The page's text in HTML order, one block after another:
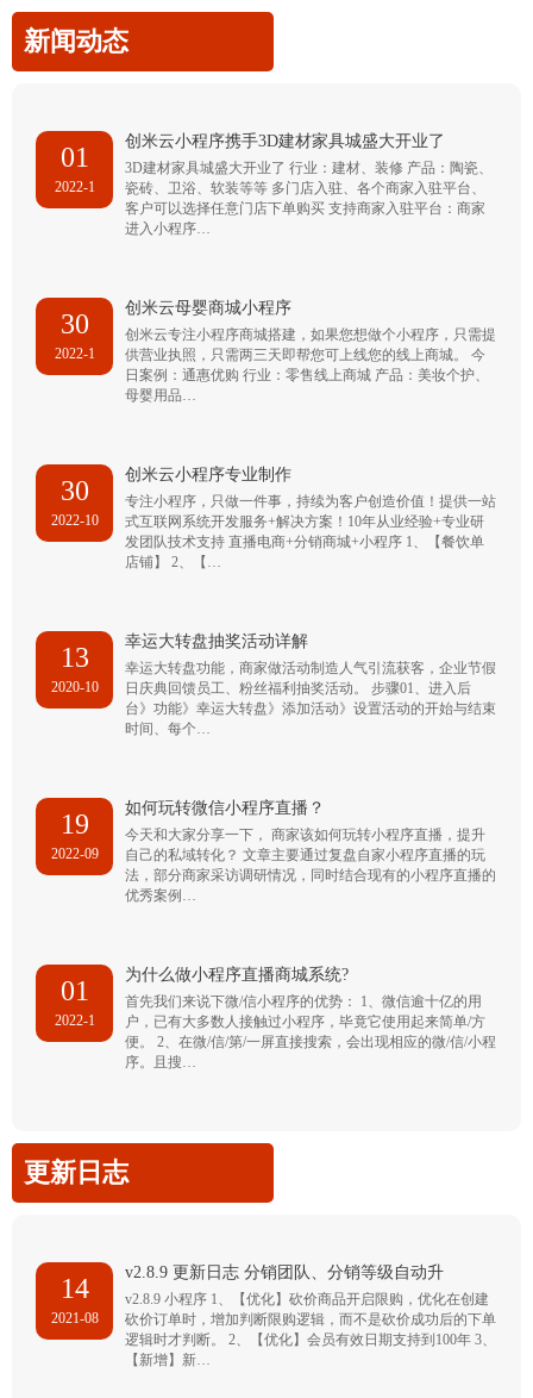
新闻动态
01
2022-1
创米云小程序携手3D建材家具城盛大开业了
3D建材家具城盛大开业了 行业：建材、装修 产品：陶瓷、
瓷砖、卫浴、软装等等 多门店入驻、各个商家入驻平台、
客户可以选择任意门店下单购买 支持商家入驻平台：商家
进入小程序…
30
2022-1
创米云母婴商城小程序
创米云专注小程序商城搭建，如果您想做个小程序，只需提
供营业执照，只需两三天即帮您可上线您的线上商城。 今
日案例：通惠优购 行业：零售线上商城 产品：美妆个护、
母婴用品…
30
2022-10
创米云小程序专业制作
专注小程序，只做一件事，持续为客户创造价值！提供一站
式互联网系统开发服务+解决方案！10年从业经验+专业研
发团队技术支持 直播电商+分销商城+小程序 1、【餐饮单
店铺】 2、【…
13
2020-10
幸运大转盘抽奖活动详解
幸运大转盘功能，商家做活动制造人气引流获客，企业节假
日庆典回馈员工、粉丝福利抽奖活动。 步骤01、进入后
台》功能》幸运大转盘》添加活动》设置活动的开始与结束
时间、每个…
19
2022-09
如何玩转微信小程序直播？
今天和大家分享一下， 商家该如何玩转小程序直播，提升
自己的私域转化？ 文章主要通过复盘自家小程序直播的玩
法，部分商家采访调研情况，同时结合现有的小程序直播的
优秀案例…
01
2022-1
为什么做小程序直播商城系统?
首先我们来说下微/信小程序的优势： 1、微信逾十亿的用
户，已有大多数人接触过小程序，毕竟它使用起来简单/方
便。 2、在微/信/第/一屏直接搜索，会出现相应的微/信/小程
序。且搜…
更新日志
14
2021-08
v2.8.9 更新日志 分销团队、分销等级自动升
v2.8.9 小程序 1、【优化】砍价商品开启限购，优化在创建
砍价订单时，增加判断限购逻辑，而不是砍价成功后的下单
逻辑时才判断。 2、【优化】会员有效日期支持到100年 3、
【新增】新…